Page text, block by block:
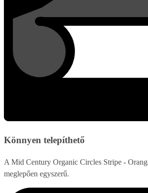
Könnyen telepíthető
A Mid Century Organic Circles Stripe -
meglepően egyszerű.